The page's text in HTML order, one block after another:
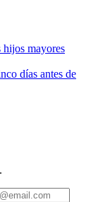
hijos mayores
días antes de